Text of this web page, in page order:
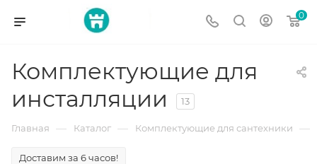
0
Комплектующие для
инсталляции
13
Главная — Каталог — Комплектующие для сантехники —
Доставим за 6 часов!